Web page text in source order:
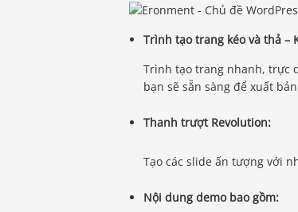
Trình tạo trang kéo và thả –
Trình tạo trang nhanh, trực
bạn sẽ sẵn sàng để xuất
Thanh trượt Revolution:
Tạo các slide ấn tượng với
Nội dung demo bao gồm: